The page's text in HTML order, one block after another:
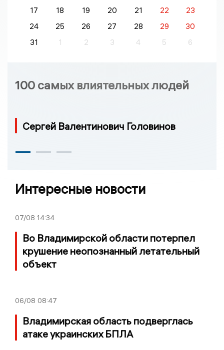
17 18 19 20 21 22
23
24
25 26 27 28 29
30
31
1 2 3 4 5 6
100 самых влиятельных людей
Сергей Валентинович Головинов
Интересные новости
07/08 14:34
Во Владимирской области потерпел
крушение неопознанный летательный
объект
06/08 08:47
Владимирская область подверглась
атаке украинских БПЛА